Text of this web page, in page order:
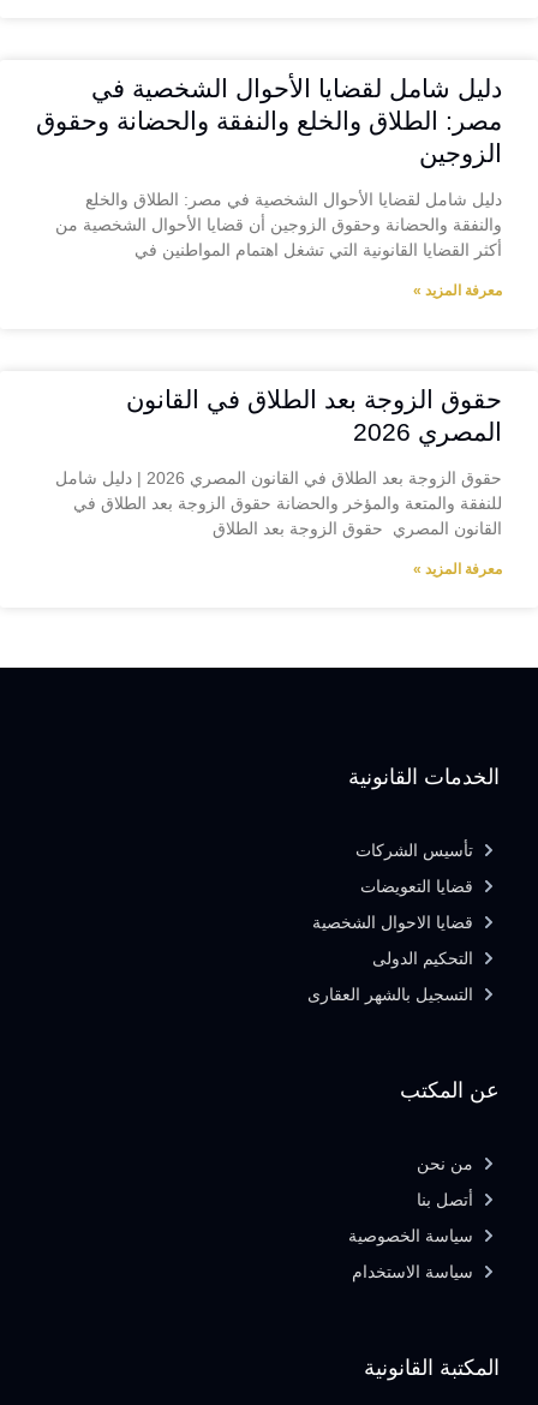
دليل شامل لقضايا الأحوال الشخصية في
مصر: الطلاق والخلع والنفقة والحضانة وحقوق
الزوجين
دليل شامل لقضايا الأحوال الشخصية في مصر: الطلاق والخلع
والنفقة والحضانة وحقوق الزوجين أن قضايا الأحوال الشخصية من
أكثر القضايا القانونية التي تشغل اهتمام المواطنين في
معرفة المزيد »
حقوق الزوجة بعد الطلاق في القانون
المصري 2026
حقوق الزوجة بعد الطلاق في القانون المصري 2026 | دليل شامل
للنفقة والمتعة والمؤخر والحضانة حقوق الزوجة بعد الطلاق في
القانون المصري حقوق الزوجة بعد الطلاق
معرفة المزيد »
المكتبة القانونية
عن المكتب
من نحن
أتصل بنا
سياسة الخصوصية
سياسة الاستخدام
الخدمات القانونية
تأسيس الشركات
قضايا التعويضات
قضايا الاحوال الشخصية
التحكيم الدولى
التسجيل بالشهر العقارى